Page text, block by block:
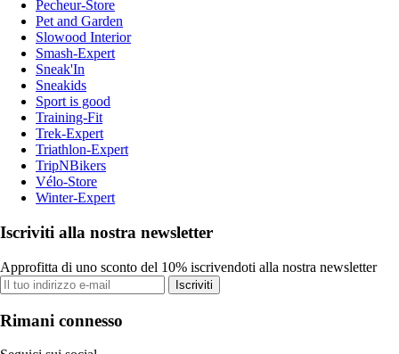
Pecheur-Store
Pet and Garden
Slowood Interior
Smash-Expert
Sneak'In
Sneakids
Sport is good
Training-Fit
Trek-Expert
Triathlon-Expert
TripNBikers
Vélo-Store
Winter-Expert
Iscriviti alla nostra newsletter
Approfitta di uno sconto del 10% iscrivendoti alla nostra newsletter
Iscriviti
Rimani connesso